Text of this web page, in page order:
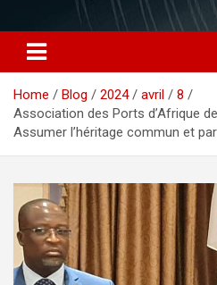
Home Blog 2024 avril
8
Association des Ports d’Afrique
Assumer l’héritage commun et